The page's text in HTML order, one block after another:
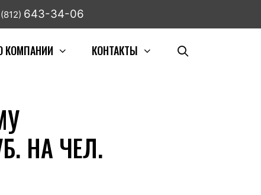
643-34-06
КОМПАНИИ КОНТАКТЫ
НА ЧЕЛ.